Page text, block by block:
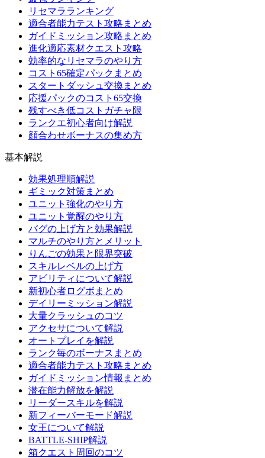
リセマラランキング
適合者能力テスト攻略まとめ
ガイドミッション攻略まとめ
進化適応素材クエスト攻略
効率的なリセマラのやり方
コスト65確定パックまとめ
スタートダッシュ交換まとめ
応援パックのコスト65交換
残すべき低コストガチャ限
ランクエ初心者向け解説
顔合わせボーナスの集め方
基本解説
効果処理順解説
ギミック対策まとめ
ユニット強化のやり方
ユニット覚醒のやり方
バグの上げ方と効果解説
マルチのやり方とメリット
りんごの効果と限界突破
スキルレベルの上げ方
アビリティについて解説
新初心者ログボまとめ
デイリーミッション解説
大量クラッシュのコツ
アクセサについて解説
オートプレイを解説
ランク毎のボーナスまとめ
適合者能力テスト攻略まとめ
ガイドミッション情報まとめ
潜在能力解放を解説
リーダースキルを解説
新フィーバーモード解説
女王について解説
BATTLE-SHIP解説
箱クエスト周回のコツ